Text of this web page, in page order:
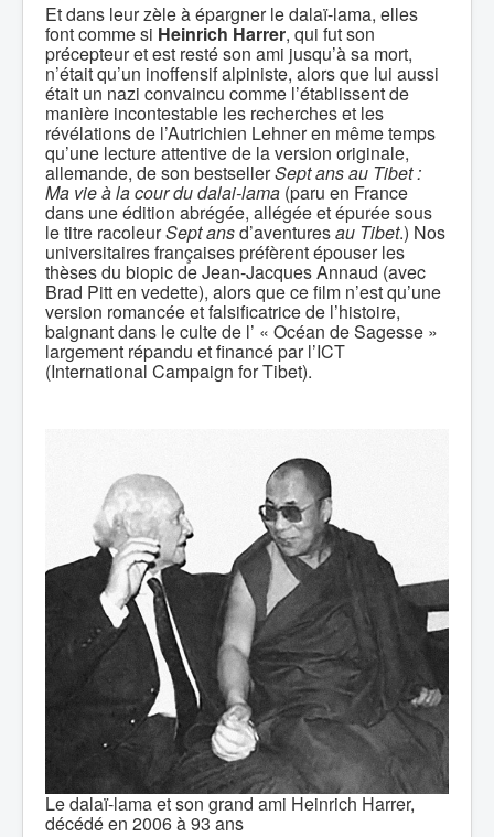
Et dans leur zèle à épargner le dalaï-lama, elles
font comme si Heinrich Harrer, qui fut son
précepteur et est resté son ami jusqu’à sa mort,
n’était qu’un inoffensif alpiniste, alors que lui aussi
était un nazi convaincu comme l’établissent de
manière incontestable les recherches et les
révélations de l’Autrichien Lehner en même temps
qu’une lecture attentive de la version originale,
allemande, de son bestsellerSept ans au Tibet:
Ma vie à la cour du dalai-lama (paru en France
dans une édition abrégée, allégée et épurée sous
le titre racoleurSept ansd’aventuresau Tibet.) Nos
universitaires françaises préfèrent épouser les
thèses du biopic de Jean-Jacques Annaud (avec
Brad Pitt en vedette), alors que ce film n’est qu’une
version romancée et falsificatrice de l’histoire,
baignant dans le culte de l’ « Océan de Sagesse »
largement répandu et financé par l’ICT
(International Campaign for Tibet).
Le dalaï-lama et son grand ami Heinrich Harrer,
décédé en 2006 à 93 ans